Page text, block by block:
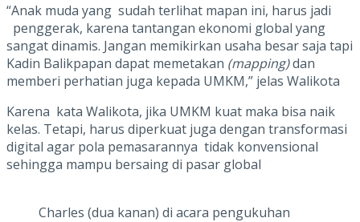
“Anak muda yang sudah terlihat mapan ini, harus jadi
penggerak, karena tantangan ekonomi global yang
sangat dinamis. Jangan memikirkan usaha besar saja tapi
Kadin Balikpapan dapat memetakan (mapping)dan
memberi perhatian juga kepada UMKM,” jelas Walikota
Karena kata Walikota, jika UMKM kuat maka bisa naik
kelas. Tetapi, harus diperkuat juga dengan transformasi
digital agar pola pemasarannya tidak konvensional
sehingga mampu bersaing di pasar global
Charles (dua kanan) di acara pengukuhan